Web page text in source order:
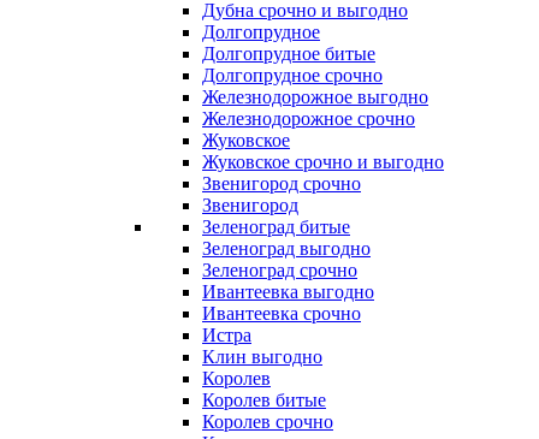
Дубна срочно и выгодно
Долгопрудное
Долгопрудное битые
Долгопрудное срочно
Железнодорожное выгодно
Железнодорожное срочно
Жуковское
Жуковское срочно и выгодно
Звенигород срочно
Звенигород
Зеленоград битые
Зеленоград выгодно
Зеленоград срочно
Ивантеевка выгодно
Ивантеевка срочно
Истра
Клин выгодно
Королев
Королев битые
Королев срочно